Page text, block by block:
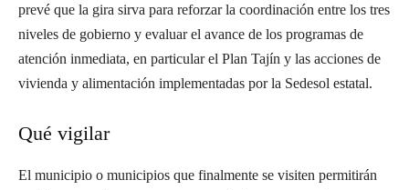
prevé que la gira sirva para reforzar la coordinación entre los tres
niveles de gobierno y evaluar el avance de los programas de
atención inmediata, en particular el Plan Tajín y las acciones de
vivienda y alimentación implementadas por la Sedesol estatal.
Qué vigilar
El municipio o municipios que finalmente se visiten permitirán